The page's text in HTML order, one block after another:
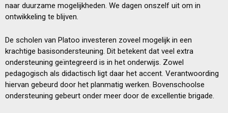
naar duurzame mogelijkheden. We dagen onszelf uit om in
ontwikkeling te blijven.
De scholen van Platoo investeren zoveel mogelijk in een
krachtige basisondersteuning. Dit betekent dat veel extra
ondersteuning geïntegreerd is in het onderwijs. Zowel
pedagogisch als didactisch ligt daar het accent. Verantwoording
hiervan gebeurd door het planmatig werken. Bovenschoolse
ondersteuning gebeurt onder meer door de excellentie brigade.